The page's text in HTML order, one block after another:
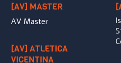
[AV] MASTER
AV Master
[AV] ATLETICA
VICENTINA